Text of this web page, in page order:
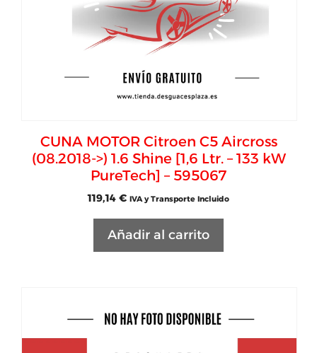
CUNA MOTOR Citroen C5 Aircross
(08.2018->) 1.6 Shine [1,6 Ltr. – 133 kW
PureTech] – 595067
119,14 € IVA y Transporte Incluido
Añadir al carrito